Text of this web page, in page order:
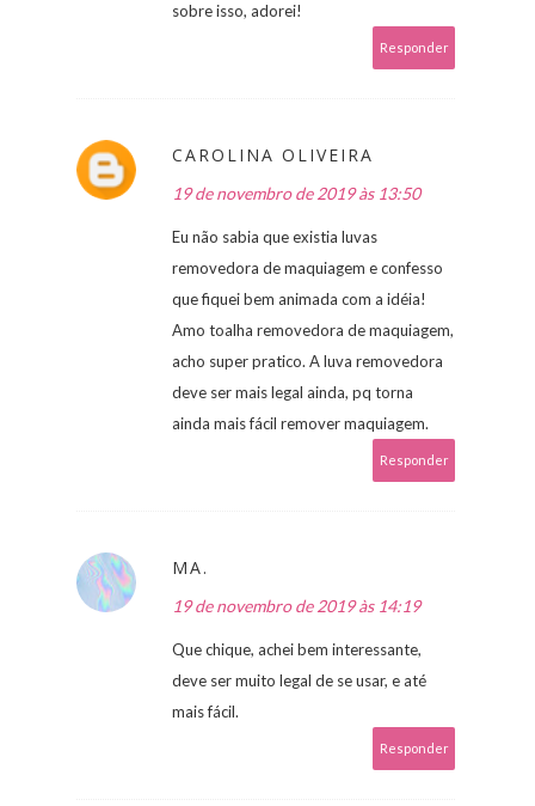
sobre isso, adorei!
Responder
CAROLINA OLIVEIRA
19 de novembro de 2019 às 13:50
Eu não sabia que existia luvas
removedora de maquiagem e confesso
que fiquei bem animada com a idéia!
Amo toalha removedora de maquiagem,
acho super pratico. A luva removedora
deve ser mais legal ainda, pq torna
ainda mais fácil remover maquiagem.
Responder
MA.
19 de novembro de 2019 às 14:19
Que chique, achei bem interessante,
deve ser muito legal de se usar, e até
mais fácil.
Responder